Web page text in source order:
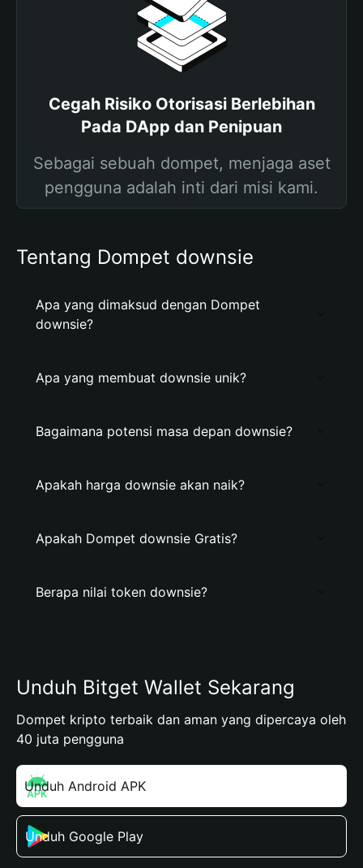
Cegah Risiko Otorisasi Berlebihan
Pada DApp dan Penipuan
Sebagai sebuah dompet, menjaga aset
pengguna adalah inti dari misi kami.
Tentang Dompet downsie
Apa yang dimaksud dengan Dompet
downsie?
Apa yang membuat downsie unik?
Bagaimana potensi masa depan downsie?
Apakah harga downsie akan naik?
Apakah Dompet downsie Gratis?
Berapa nilai token downsie?
Unduh Bitget Wallet Sekarang
Dompet kripto terbaik dan aman yang dipercaya oleh
40 juta pengguna
Unduh Android APK
Unduh Google Play